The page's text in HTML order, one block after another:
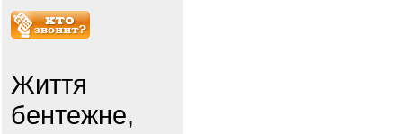
Життя
бентежне,